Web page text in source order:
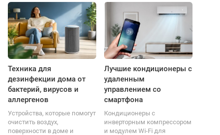
Техника для
дезинфекции дома от
бактерий, вирусов и
аллергенов
Устройства, которые помогут
очистить воздух,
поверхности в доме и
Лучшие кондиционеры с
удаленным
управлением со
смартфона
Кондиционеры с
инверторным компрессором
и модулем Wi-Fi для